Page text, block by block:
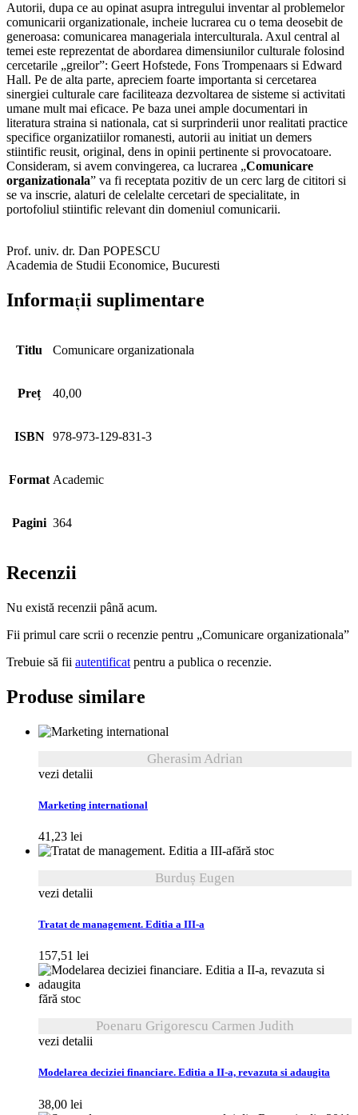
Autorii, dupa ce au opinat asupra intregului inventar al problemelor
comunicarii organizationale, incheie lucrarea cu o tema deosebit de
generoasa: comunicarea manageriala interculturala. Axul central al
temei este reprezentat de abordarea dimensiunilor culturale folosind
cercetarile „greilor”: Geert Hofstede, Fons Trompenaars si Edward
Hall. Pe de alta parte, apreciem foarte importanta si cercetarea
sinergiei culturale care faciliteaza dezvoltarea de sisteme si activitati
umane mult mai eficace. Pe baza unei ample documentari in
literatura straina si nationala, cat si surprinderii unor realitati practice
specifice organizatiilor romanesti, autorii au initiat un demers
stiintific reusit, original, dens in opinii pertinente si provocatoare.
Consideram, si avem convingerea, ca lucrarea „Comunicare
organizationala” va fi receptata pozitiv de un cerc larg de cititori si
se va inscrie, alaturi de celelalte cercetari de specialitate, in
portofoliul stiintific relevant din domeniul comunicarii.
Prof. univ. dr. Dan POPESCU
Academia de Studii Economice, Bucuresti
Informații suplimentare
Titlu Comunicare organizationala
Preț 40,00
ISBN 978-973-129-831-3
Format Academic
Pagini 364
Recenzii
Nu există recenzii până acum.
Fii primul care scrii o recenzie pentru „Comunicare organizationala”
Trebuie să fii autentificat pentru a publica o recenzie.
Produse similare
Gherasim Adrian
vezi detalii
Marketing international
41,23 lei
fără stoc
Burduș Eugen
vezi detalii
Tratat de management. Editia a III-a
157,51 lei
fără stoc
Poenaru Grigorescu Carmen Judith
vezi detalii
Modelarea deciziei financiare. Editia a II-a, revazuta si adaugita
38,00 lei